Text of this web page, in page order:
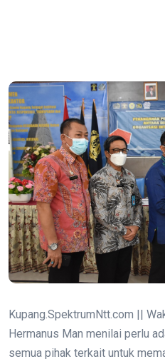
Kupang.SpektrumNtt.com ||
Hermanus Man menilai perlu
semua pihak terkait untuk